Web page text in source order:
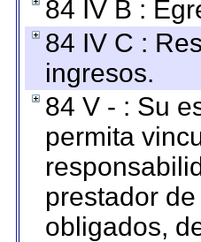
84 IV B :
84 IV C :
ingresos.
84 V - : Su
permita
prestador
obligados,